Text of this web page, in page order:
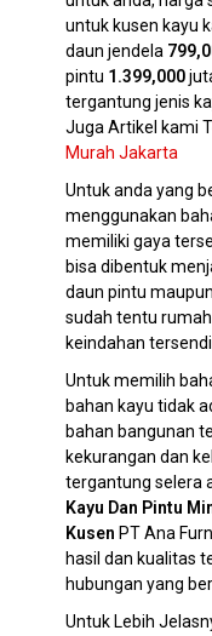
untuk kusen kayu
daun jendela
pintu 1.399,000
tergantung jenis
Juga Artikel kami
Murah Jakarta
Untuk anda yang
menggunakan
memiliki gaya
bisa dibentuk
daun pintu
sudah tentu
keindahan
Untuk memilih
bahan kayu tidak
bahan bangunan
kekurangan dan
tergantung selera
Kayu Dan Pintu
Kusen PT Ana
hasil dan kualitas
hubungan yang
Untuk Lebih